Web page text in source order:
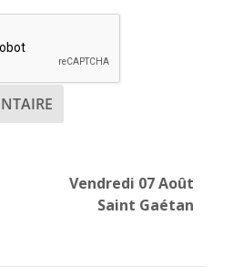
Vendredi 07 Août
Saint Gaétan